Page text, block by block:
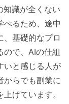
知識が全くない
べるため、途中
、基礎的なプロ
ので、AIの仕組
いと感じる人が
からでも副業に
げています。